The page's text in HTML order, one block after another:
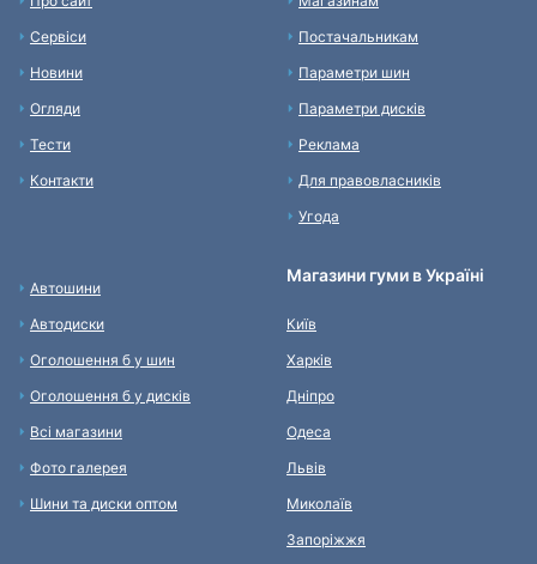
Сервіси
Новини
Огляди
Тести
Контакти
Постачальникам
Параметри шин
Параметри дисків
Реклама
Для правовласників
Угода
Автошини
Автодиски
Оголошення б у шин
Оголошення б у дисків
Всі магазини
Фото галерея
Шини та диски оптом
Магазини гуми в Україні
Київ
Харків
Дніпро
Одеса
Львів
Миколаїв
Запоріжжя